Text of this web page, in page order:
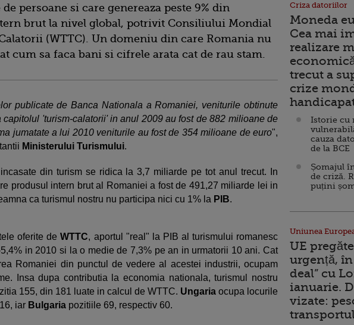
persoane si care genereaza peste 9% din
brut la nivel global, potrivit Consiliului Mondial
(WTTC). Un domeniu din care Romania nu
cum sa faca bani si cifrele arata cat de rau stam.
publicate de Banca Nationala a Romaniei, veniturile obtinute
capitolul 'turism-calatorii' in anul 2009 au fost de 882 milioane de
jumatate a lui 2010 veniturile au fost de 354 milioane de euro",
Ministerului Turismului.
din turism se ridica la 3,7 miliarde pe tot anul trecut. In
produsul intern brut al Romaniei a fost de 491,27 miliarde lei in
ca turismul nostru nu participa nici cu 1% la PIB.
oferite deWTTC, aportul "real" la PIB al turismului romanesc
in 2010 si la o medie de 7,3% pe an in urmatorii 10 ani. Cat
Romaniei din punctul de vedere al acestei industrii, ocupam
Insa dupa contributia la economia nationala, turismul nostru
155, din 181 luate in calcul de WTTC. Ungaria ocupa locurile
iar Bulgaria pozitiile 69, respectiv 60.
Criza datoriilor
Moneda
Cea mai
realizare
trecut a
crize
Istorie cu
cauza
de la BCE
Șomajul
de criză.
puțini
Uniunea
UE
urgență,
deal” cu
ianuarie.
vizate: